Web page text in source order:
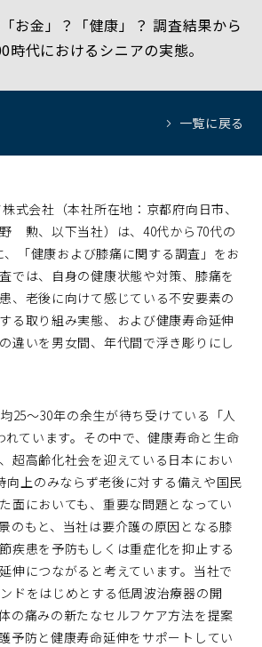
お金」？「健康」？ 調査結果から
時代におけるシニアの実態。
一覧に戻る
式会社（本社所在地：京都府向日市、
勲、以下当社）は、40代から70代の
「健康および膝痛に関する調査」をお
では、自身の健康状態や対策、膝痛を
、老後に向けて感じている不安要素の
る取り組み実態、および健康寿命延伸
違いを男女間、年代間で浮き彫りにし
25～30年の余生が待ち受けている「人
れています。その中で、健康寿命と生命
超高齢化社会を迎えている日本におい
向上のみならず老後に対する備えや国民
面においても、重要な問題となってい
のもと、当社は要介護の原因となる膝
疾患を予防もしくは重症化を抑止する
伸につながると考えています。当社で
ドをはじめとする低周波治療器の開
の痛みの新たなセルフケア方法を提案
予防と健康寿命延伸をサポートしてい